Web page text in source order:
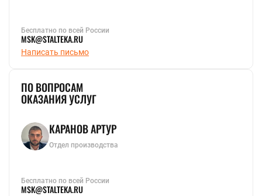
Бесплатно по всей России
MSK@STALTEKA.RU
Написать письмо
ПО ВОПРОСАМ
ОКАЗАНИЯ УСЛУГ
КАРАНОВ АРТУР
Отдел производства
Бесплатно по всей России
MSK@STALTEKA.RU